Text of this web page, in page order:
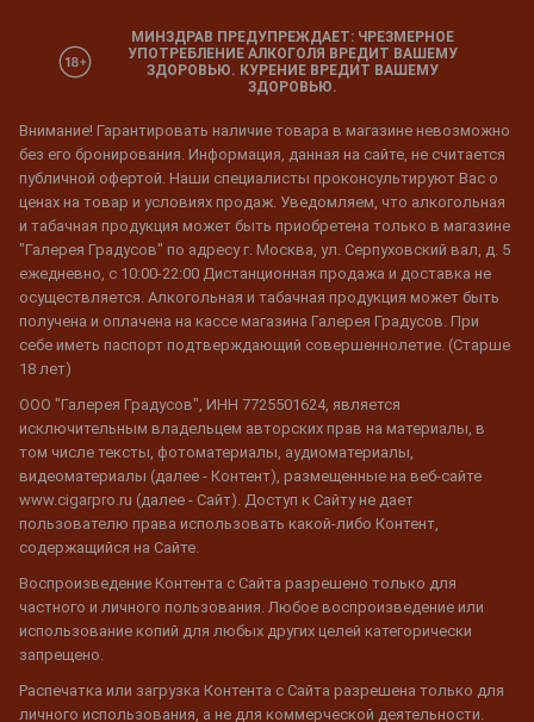
МИНЗДРАВ ПРЕДУПРЕЖДАЕТ: ЧРЕЗМЕРНОЕ
УПОТРЕБЛЕНИЕ АЛКОГОЛЯ ВРЕДИТ ВАШЕМУ
ЗДОРОВЬЮ. КУРЕНИЕ ВРЕДИТ ВАШЕМУ
ЗДОРОВЬЮ.
Внимание! Гарантировать наличие товара в магазине невозможно
без его бронирования. Информация, данная на сайте, не считается
публичной офертой. Наши специалисты проконсультируют Вас о
ценах на товар и условиях продаж. Уведомляем, что алкогольная
и табачная продукция может быть приобретена только в магазине
"Галерея Градусов" по адресу г. Москва, ул. Серпуховский вал, д. 5
ежедневно, с 10:00-22:00 Дистанционная продажа и доставка не
осуществляется. Алкогольная и табачная продукция может быть
получена и оплачена на кассе магазина Галерея Градусов. При
себе иметь паспорт подтверждающий совершеннолетие. (Старше
18 лет)
ООО "Галерея Градусов", ИНН 7725501624, является
исключительным владельцем авторских прав на материалы, в
том числе тексты, фотоматериалы, аудиоматериалы,
видеоматериалы (далее - Контент), размещенные на веб-сайте
www.cigarpro.ru (далее - Сайт). Доступ к Сайту не дает
пользователю права использовать какой-либо Контент,
содержащийся на Сайте.
Воспроизведение Контента с Сайта разрешено только для
частного и личного пользования. Любое воспроизведение или
использование копий для любых других целей категорически
запрещено.
Распечатка или загрузка Контента с Сайта разрешена только для
личного использования, а не для коммерческой деятельности.